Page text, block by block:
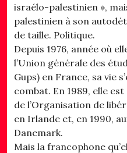
israélo-palestinien »,
palestinien à son
de taille. Politique.
Depuis 1976, année où
l’Union générale des
Gups) en France, sa vie
combat. En 1989, elle
de l’Organisation de
en Irlande et, en 1990,
Danemark.
Mais la francophone